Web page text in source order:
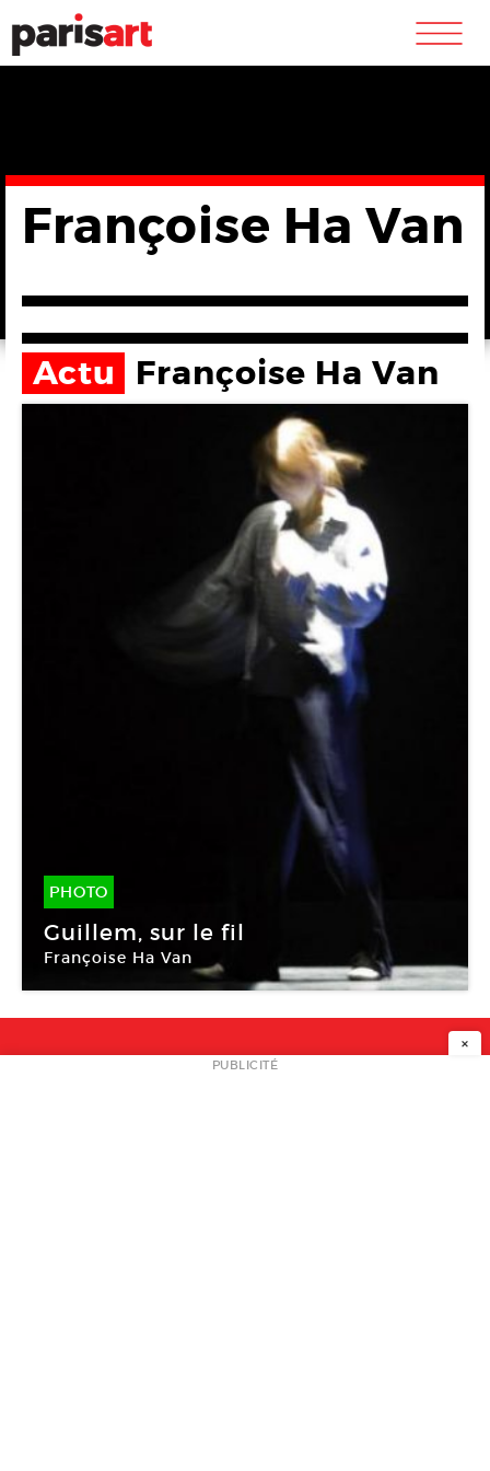
m
Françoise Ha Van
Actu Françoise Ha Van
PHOTO
15 Fév - 15 Fév 2010
Guillem, sur le fil
Françoise Ha Van
Cinémathèque française
NEWSLETTER
×
PUBLICITÉ